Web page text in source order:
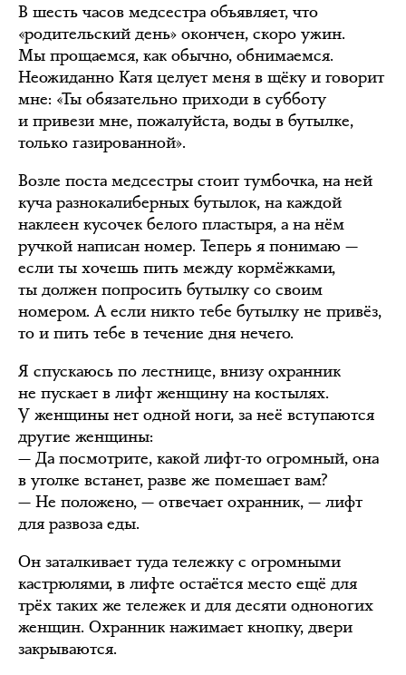
В шесть часов медсестра объявляет, что
«родительский день» окончен, скоро ужин.
Мы прощаемся, как обычно, обнимаемся.
Неожиданно Катя целует меня в щёку и говорит
мне: «Ты обязательно приходи в субботу
и привези мне, пожалуйста, воды в бутылке,
только газированной».
Возле поста медсестры стоит тумбочка, на ней
куча разнокалиберных бутылок, на каждой
наклеен кусочек белого пластыря, а на нём
ручкой написан номер. Теперь я понимаю —
если ты хочешь пить между кормёжками,
ты должен попросить бутылку со своим
номером. А если никто тебе бутылку не привёз,
то и пить тебе в течение дня нечего.
Я спускаюсь по лестнице, внизу охранник
не пускает в лифт женщину на костылях.
У женщины нет одной ноги, за неё вступаются
другие женщины:
— Да посмотрите, какой лифт-то огромный, она
в уголке встанет, разве же помешает вам?
— Не положено, — отвечает охранник, — лифт
для развоза еды.
Он заталкивает туда тележку с огромными
кастрюлями, в лифте остаётся место ещё для
трёх таких же тележек и для десяти одноногих
женщин. Охранник нажимает кнопку, двери
закрываются.